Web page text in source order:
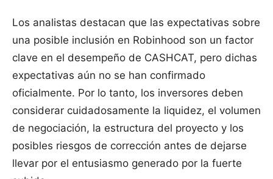
Los analistas destacan que las expectativas sobre
una posible inclusión en Robinhood son un factor
clave en el desempeño de CASHCAT, pero dichas
expectativas aún no se han confirmado
oficialmente. Por lo tanto, los inversores deben
considerar cuidadosamente la liquidez, el volumen
de negociación, la estructura del proyecto y los
posibles riesgos de corrección antes de dejarse
llevar por el entusiasmo generado por la fuerte